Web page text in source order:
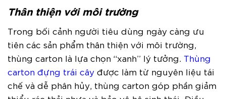
Thân thiện với môi trường
Trong bối cảnh người tiêu dùng ngày càng ưu
tiên các sản phẩm thân thiện với môi trường,
thùng carton là lựa chọn “xanh” lý tưởng. Thùng
carton đựng trái cây được làm từ nguyên liệu tái
chế và dễ phân hủy, thùng carton góp phần giảm